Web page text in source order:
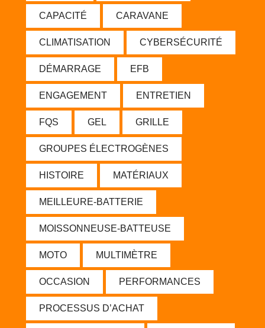
CAPACITÉ CARAVANE
CLIMATISATION CYBERSÉCURITÉ
DÉMARRAGE EFB
ENGAGEMENT ENTRETIEN
FQS GEL GRILLE
GROUPES ÉLECTROGÈNES
HISTOIRE MATÉRIAUX
MEILLEURE-BATTERIE
MOISSONNEUSE-BATTEUSE
MOTO MULTIMÈTRE
OCCASION PERFORMANCES
PROCESSUS D’ACHAT